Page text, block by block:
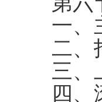
一、
二、
三、
四